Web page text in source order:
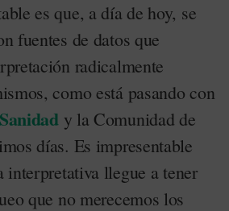
es que, a día de hoy, se
fuentes de datos que
radicalmente
como está pasando con
y la Comunidad de
días. Es impresentable
interpretativa llegue a tener
que no merecemos los